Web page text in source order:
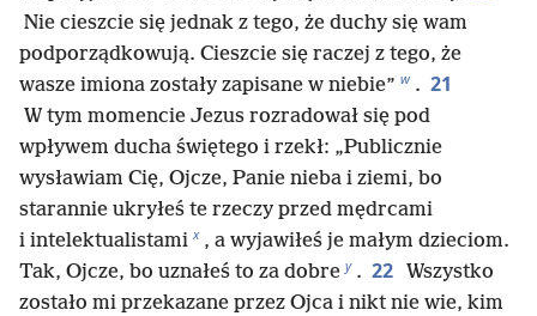
Nie cieszcie się jednak z tego, że duchy się wam
podporządkowują. Cieszcie się raczej z tego, że
wasze imiona zostały zapisane w niebie” w . 21
W tym momencie Jezus rozradował się pod
wpływem ducha świętego i rzekł: „Publicznie
wysławiam Cię, Ojcze, Panie nieba i ziemi, bo
starannie ukryłeś te rzeczy przed mędrcami
i intelektualistami x , a wyjawiłeś je małym dzieciom.
Tak, Ojcze, bo uznałeś to za dobre y . 22 Wszystko
zostało mi przekazane przez Ojca i nikt nie wie, kim